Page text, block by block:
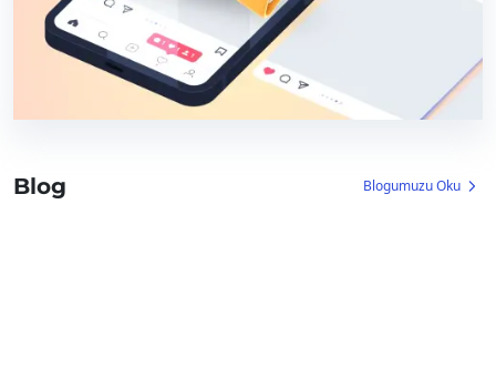
Blog Blogumuzu Oku